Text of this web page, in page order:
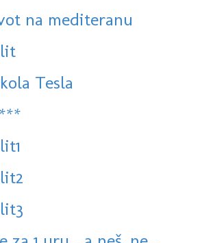
na mediteranu
Tesla